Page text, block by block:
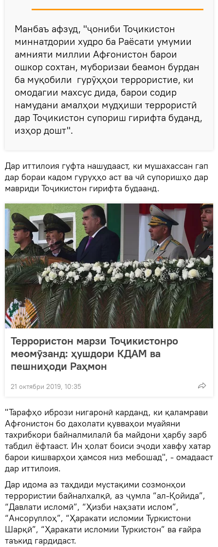
Манбаъ афзуд, "ҷониби Тоҷикистон
миннатдории худро ба Раёсати умумии
амнияти миллии Афғонистон барои
ошкор сохтан, муборизаи беамон бурдан
ба муқобили гурӯҳҳои террористие, ки
омодагии махсус дида, барои содир
намудани амалҳои мудҳиши террористӣ
дар Тоҷикистон супориш гирифта буданд,
изҳор дошт".
Дар иттилоия гуфта нашудааст, ки мушахассан гап
дар бораи кадом гуруҳҳо аст ва чӣ супоришҳо дар
мавриди Тоҷикистон гирифта будаанд.
Террористон марзи Тоҷикистонро
меомӯзанд: ҳушдори КДАМ ва
пешниҳоди Раҳмон
21 октябри 2019, 10:35
"Тарафҳо ибрози нигаронӣ карданд, ки қаламрави
Афғонистон бо дахолати қувваҳои муайяни
тахрибкори байналмилалӣ ба майдони ҳарбу зарб
табдил ёфтааст. Ин ҳолат боиси эҷоди хавфу хатар
барои кишварҳои ҳамсоя низ мебошад", - омадааст
дар иттилоия.
Дар идома аз таҳдиди мустақими созмонҳои
террористии байналхалқӣ, аз ҷумла “ал-Қойида”,
“Давлати исломӣ”, “Ҳизби наҳзати ислом”,
“Ансоруллоҳ”, “Ҳаракати исломии Туркистони
Шарқӣ”, “Ҳаракати исломии Туркистон” ва ғайра
таъкид гардидаст.